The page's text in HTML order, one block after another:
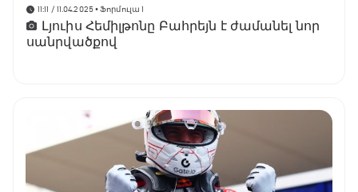
11:11 / 11.04.2025• Ֆորմուլա 1
Լյուիս Հեմիլթոնը Բահրեյն է ժամանել նոր
սանրվածքով